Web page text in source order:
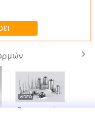
Προσαρμοσμένα
Η Hitachi